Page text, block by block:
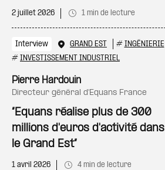
2 juillet 2026 1 min de lecture
Interview GRAND EST # INGÉNIERIE
# INVESTISSEMENT INDUSTRIEL
Pierre Hardouin
directeur général d'Equans France
“Equans réalise plus de 300
millions d'euros d'activité dans
le Grand Est”
1 avril 2026 4 min de lecture